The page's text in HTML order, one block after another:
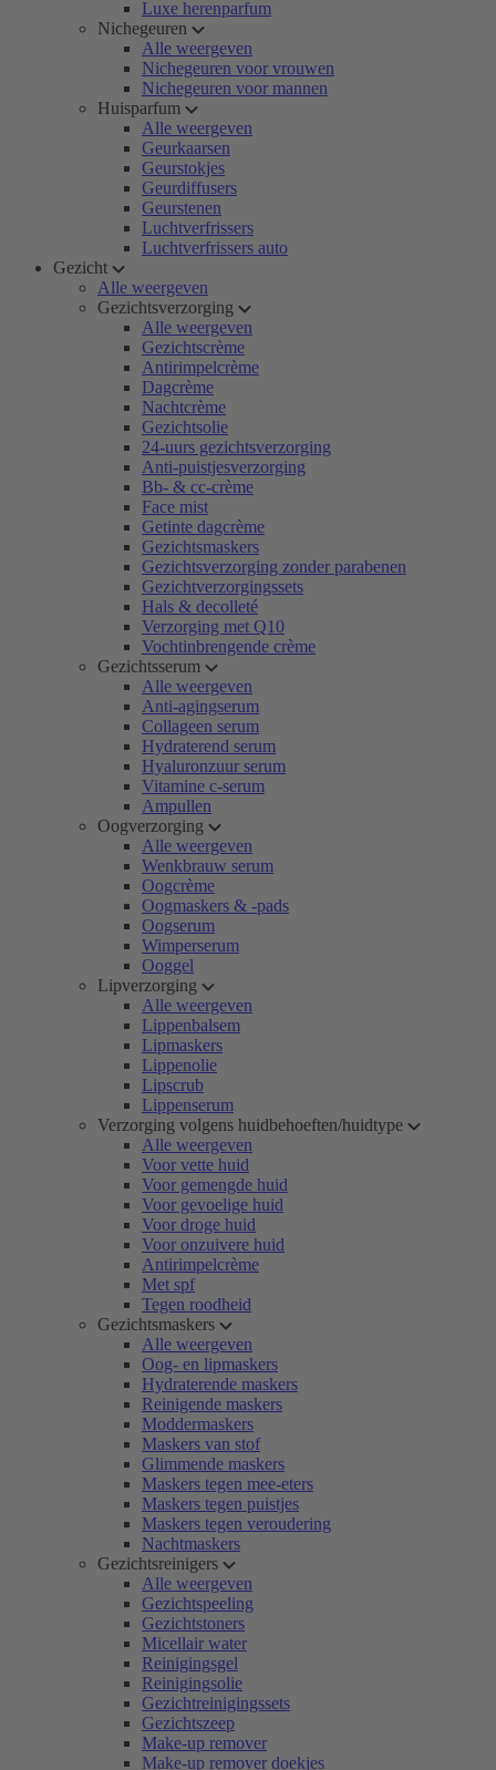
Luxe herenparfum
Nichegeuren
Alle weergeven
Nichegeuren voor vrouwen
Nichegeuren voor mannen
Huisparfum
Alle weergeven
Geurkaarsen
Geurstokjes
Geurdiffusers
Geurstenen
Luchtverfrissers
Luchtverfrissers auto
Gezicht
Alle weergeven
Gezichtsverzorging
Alle weergeven
Gezichtscrème
Antirimpelcrème
Dagcrème
Nachtcrème
Gezichtsolie
24-uurs gezichtsverzorging
Anti-puistjesverzorging
Bb- & cc-crème
Face mist
Getinte dagcrème
Gezichtsmaskers
Gezichtsverzorging zonder parabenen
Gezichtverzorgingssets
Hals & decolleté
Verzorging met Q10
Vochtinbrengende crème
Gezichtsserum
Alle weergeven
Anti-agingserum
Collageen serum
Hydraterend serum
Hyaluronzuur serum
Vitamine c-serum
Ampullen
Oogverzorging
Alle weergeven
Wenkbrauw serum
Oogcrème
Oogmaskers & -pads
Oogserum
Wimperserum
Ooggel
Lipverzorging
Alle weergeven
Lippenbalsem
Lipmaskers
Lippenolie
Lipscrub
Lippenserum
Verzorging volgens huidbehoeften/huidtype
Alle weergeven
Voor vette huid
Voor gemengde huid
Voor gevoelige huid
Voor droge huid
Voor onzuivere huid
Antirimpelcrème
Met spf
Tegen roodheid
Gezichtsmaskers
Alle weergeven
Oog- en lipmaskers
Hydraterende maskers
Reinigende maskers
Moddermaskers
Maskers van stof
Glimmende maskers
Maskers tegen mee-eters
Maskers tegen puistjes
Maskers tegen veroudering
Nachtmaskers
Gezichtsreinigers
Alle weergeven
Gezichtspeeling
Gezichtstoners
Micellair water
Reinigingsgel
Reinigingsolie
Gezichtreinigingssets
Gezichtszeep
Make-up remover
Make-up remover doekjes